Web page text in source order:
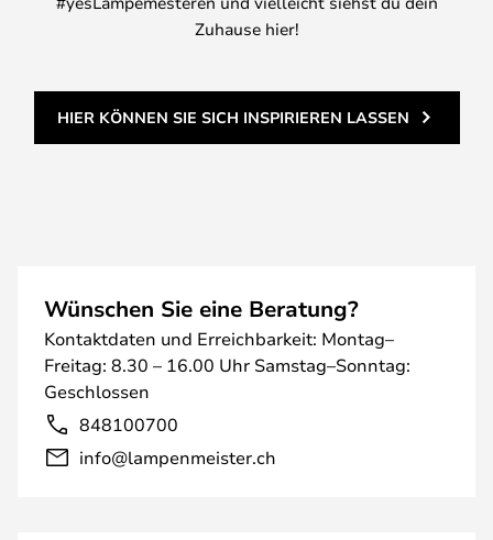
Zuhause hier!
HIER KÖNNEN SIE SICH INSPIRIEREN LASSEN
Wünschen Sie eine Beratung?
Kontaktdaten und Erreichbarkeit: Montag–
Freitag: 8.30 – 16.00 Uhr Samstag–Sonntag:
Geschlossen
848100700
info@lampenmeister.ch